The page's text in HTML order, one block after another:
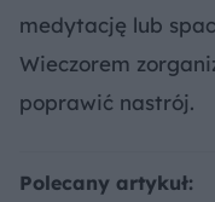
medytację lub
Wieczorem
poprawić nastrój.
Polecany artykuł: